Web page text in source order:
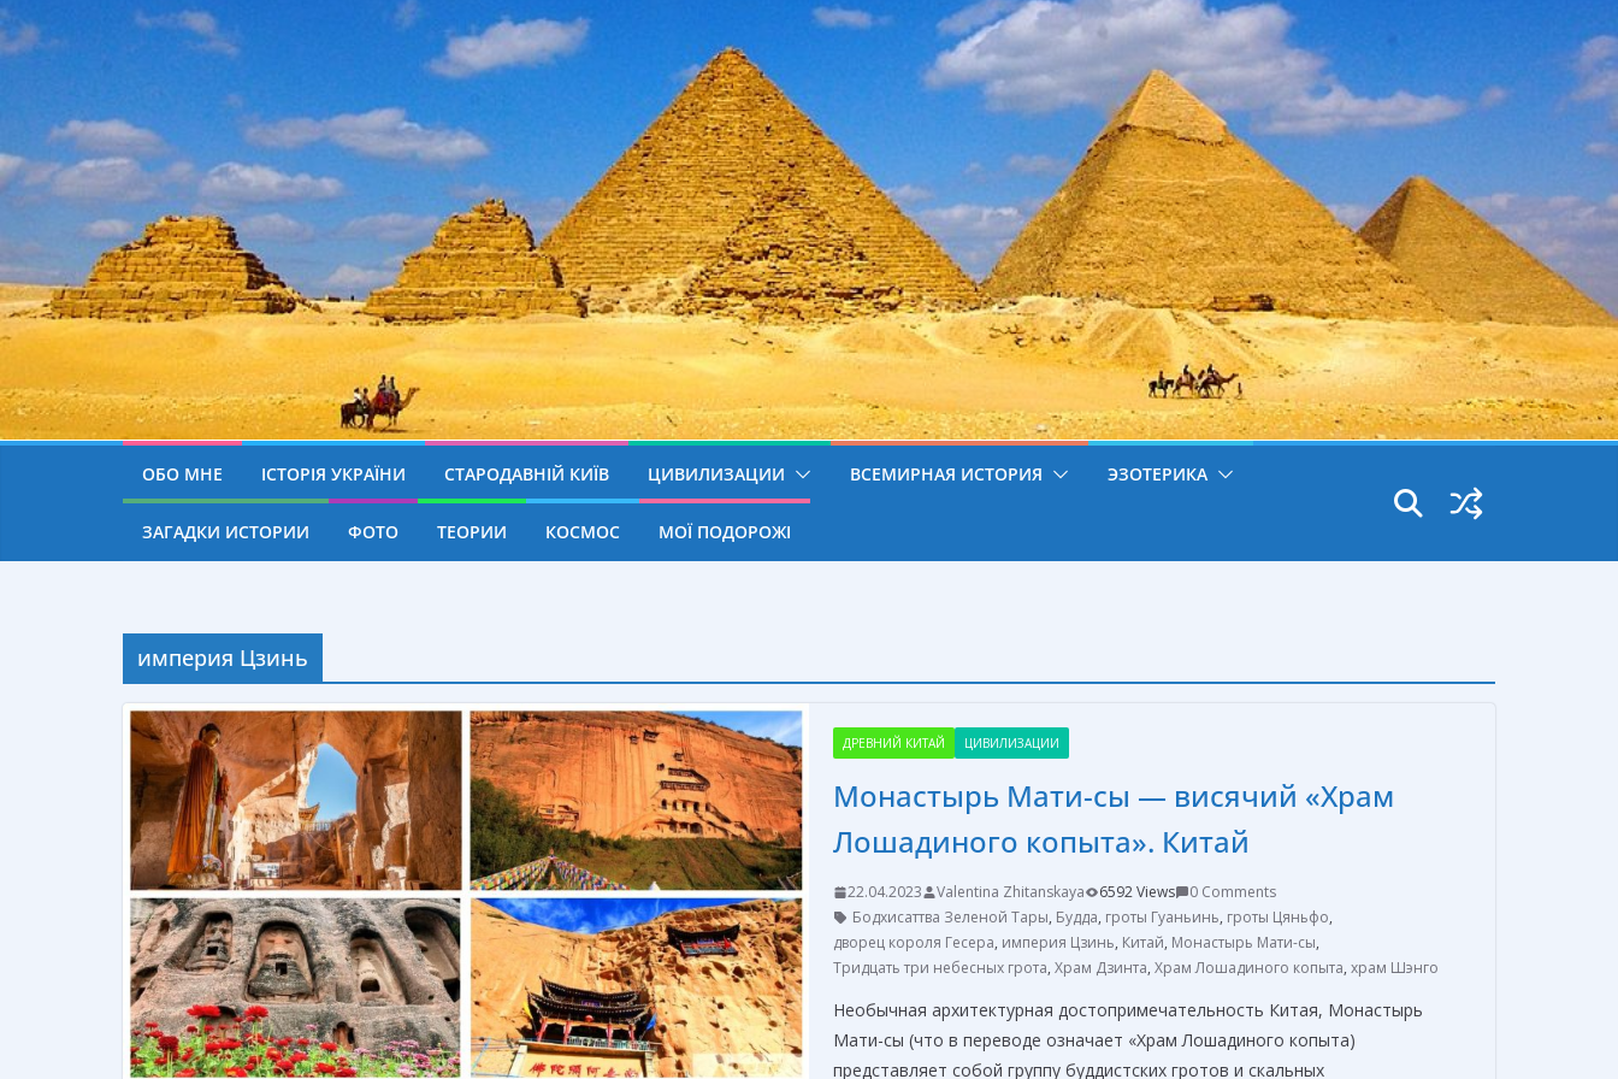
ОБО МНЕ ІСТОРІЯ УКРАЇНИ СТАРОДАВНІЙ КИЇВ ЦИВИЛИЗАЦИИ ВСЕМИРНАЯ ИСТОРИЯ ЭЗОТЕРИКА
ЗАГАДКИ ИСТОРИИ ФОТО ТЕОРИИ КОСМОС МОЇ ПОДОРОЖІ
империя Цзинь
ДРЕВНИЙ КИТАЙ ЦИВИЛИЗАЦИИ
Монастырь Мати-сы — висячий «Храм
Лошадиного копыта». Китай
22.04.2023 Valentina Zhitanskaya 6592 Views
0 Comments
Бодхисаттва Зеленой Тары, Будда, гроты Гуаньинь, гроты Цяньфо,
дворец короля Гесера, империя Цзинь, Китай, Монастырь Мати-сы,
Тридцать три небесных грота, Храм Дзинта, Храм Лошадиного копыта, храм Шэнго
Необычная архитектурная достопримечательность Китая, Монастырь
Мати-сы (что в переводе означает «Храм Лошадиного копыта)
представляет собой группу буддистских гротов и скальных